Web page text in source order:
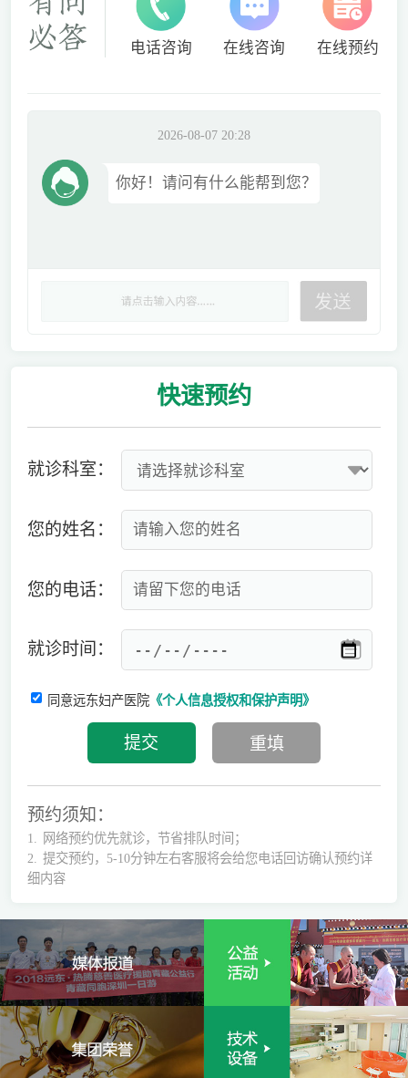
电话咨询 在线咨询 在线预约
2026-08-07 20:28
你好！请问有什么能帮到您？
快速预约
就诊科室：
您的姓名：
您的电话：
就诊时间：
同意远东妇产医院《个人信息授权和保护声明》
预约须知：
1.
网络预约优先就诊，节省排队时间；
2.
提交预约，5-10分钟左右客服将会给您电话回访确认预约详
细内容